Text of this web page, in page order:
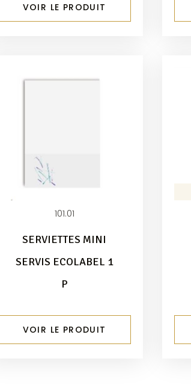
VOIR LE PRODUIT
101.01
SERVIETTES MINI
SERVIS ECOLABEL 1
P
VOIR LE PRODUIT